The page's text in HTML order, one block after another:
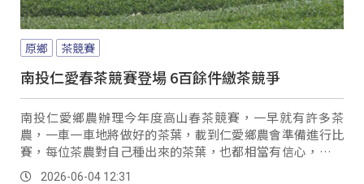
原鄉 茶競賽
南投仁愛春茶競賽登場 6百餘件繳茶競爭
南投仁愛鄉農辦理今年度高山春茶競賽，一早就有許多茶
農，一車一車地將做好的茶葉，載到仁愛鄉農會準備進行比
賽，每位茶農對自己種出來的茶葉，也都相當有信心，希望
能在這次比賽中脫穎而出。
2026-06-04 12:31